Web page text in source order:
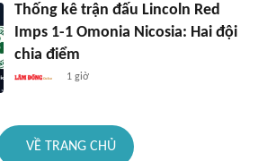
Thống kê trận đấu Lincoln Red
Imps 1-1 Omonia Nicosia: Hai đội
chia điểm
1 giờ
VỀ TRANG CHỦ